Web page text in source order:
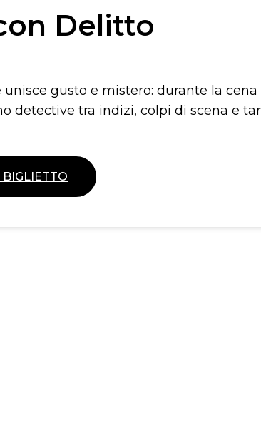
Delitto
unisce gusto e mistero: durante la cena
detective tra indizi, colpi di scena e